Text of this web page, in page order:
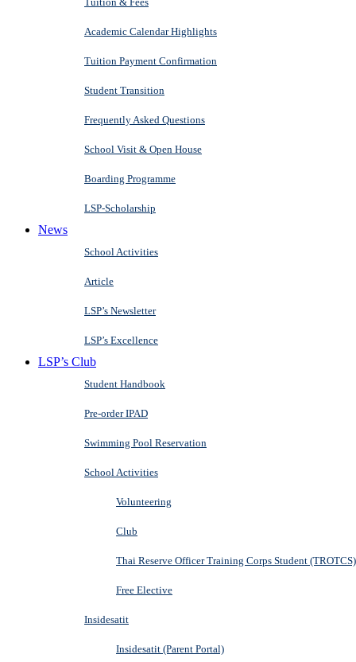
Academic Calendar Highlights
Tuition Payment Confirmation
Student Transition
Frequently Asked Questions
School Visit & Open House
Boarding Programme
LSP-Scholarship
News
School Activities
Article
LSP’s Newsletter
LSP’s Excellence
LSP’s Club
Student Handbook
Pre-order IPAD
Swimming Pool Reservation
School Activities
Volunteering
Club
Thai Reserve Officer Training Corps Student (TROTCS)
Free Elective
Insidesatit
Insidesatit (Parent Portal)